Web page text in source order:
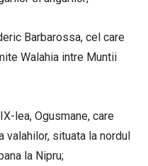
Barbarossa, cel care
Walahia intre Muntii
lea, Ogusmane, care
situata la nordul
la Nipru;